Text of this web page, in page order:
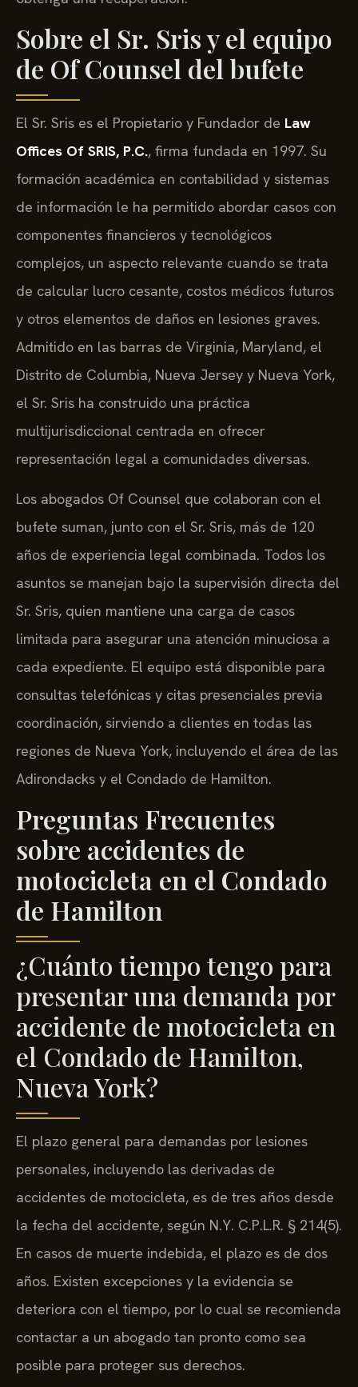
Sobre el Sr. Sris y el equipo
de Of Counsel del bufete
El Sr. Sris es el Propietario y Fundador de Law
Offices Of SRIS, P.C., firma fundada en 1997. Su
formación académica en contabilidad y sistemas
de información le ha permitido abordar casos con
componentes financieros y tecnológicos
complejos, un aspecto relevante cuando se trata
de calcular lucro cesante, costos médicos futuros
y otros elementos de daños en lesiones graves.
Admitido en las barras de Virginia, Maryland, el
Distrito de Columbia, Nueva Jersey y Nueva York,
el Sr. Sris ha construido una práctica
multijurisdiccional centrada en ofrecer
representación legal a comunidades diversas.
Los abogados Of Counsel que colaboran con el
bufete suman, junto con el Sr. Sris, más de 120
años de experiencia legal combinada. Todos los
asuntos se manejan bajo la supervisión directa del
Sr. Sris, quien mantiene una carga de casos
limitada para asegurar una atención minuciosa a
cada expediente. El equipo está disponible para
consultas telefónicas y citas presenciales previa
coordinación, sirviendo a clientes en todas las
regiones de Nueva York, incluyendo el área de las
Adirondacks y el Condado de Hamilton.
Preguntas Frecuentes
sobre accidentes de
motocicleta en el Condado
de Hamilton
¿Cuánto tiempo tengo para
presentar una demanda por
accidente de motocicleta en
el Condado de Hamilton,
Nueva York?
El plazo general para demandas por lesiones
personales, incluyendo las derivadas de
accidentes de motocicleta, es de tres años desde
la fecha del accidente, según N.Y. C.P.L.R. § 214(5).
En casos de muerte indebida, el plazo es de dos
años. Existen excepciones y la evidencia se
deteriora con el tiempo, por lo cual se recomienda
contactar a un abogado tan pronto como sea
posible para proteger sus derechos.